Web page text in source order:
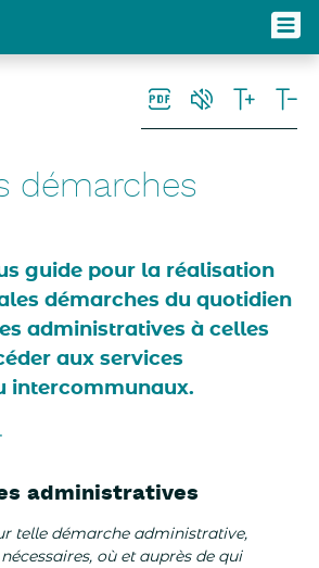
démarches
guide pour la réalisation
démarches du quotidien
administratives à celles
aux services
intercommunaux.
administratives
telle démarche administrative,
où et auprès de qui